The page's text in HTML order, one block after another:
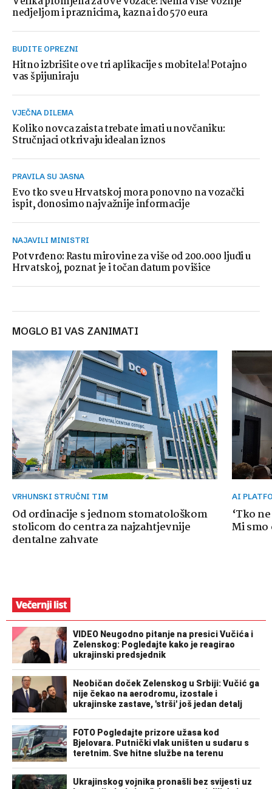
nedjeljom i praznicima, kazna i do 570 eura
BUDITE OPREZNI
Hitno izbrišite ove tri aplikacije s mobitela! Potajno
vas špijuniraju
VJEČNA DILEMA
Koliko novca zaista trebate imati u novčaniku:
Stručnjaci otkrivaju idealan iznos
PRAVILA SU JASNA
Evo tko sve u Hrvatskoj mora ponovno na vozački
ispit, donosimo najvažnije informacije
NAJAVILI MINISTRI
Potvrđeno: Rastu mirovine za više od 200.000 ljudi u
Hrvatskoj, poznat je i točan datum povišice
MOGLO BI VAS ZANIMATI
VRHUNSKI STRUČNI TIM
Od ordinacije s jednom stomatološkom
stolicom do centra za najzahtjevnije
dentalne zahvate
AI
‘Tko
Mi